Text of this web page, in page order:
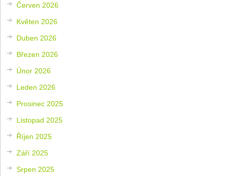
Červen 2026
Květen 2026
Duben 2026
Březen 2026
Únor 2026
Leden 2026
Prosinec 2025
Listopad 2025
Říjen 2025
Září 2025
Srpen 2025